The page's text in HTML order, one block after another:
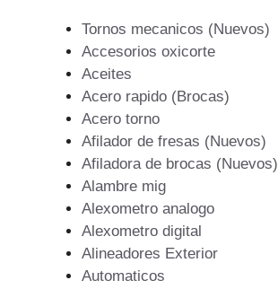
Tornos mecanicos (Nuevos)
Accesorios oxicorte
Aceites
Acero rapido (Brocas)
Acero torno
Afilador de fresas (Nuevos)
Afiladora de brocas (Nuevos)
Alambre mig
Alexometro analogo
Alexometro digital
Alineadores Exterior
Automaticos